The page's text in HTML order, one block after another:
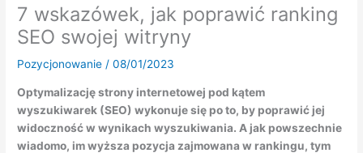
7 wskazówek, jak poprawić ranking
SEO swojej witryny
Pozycjonowanie /08/01/2023
Optymalizację strony internetowej pod kątem
wyszukiwarek (SEO) wykonuje się po to, by poprawić jej
widoczność w wynikach wyszukiwania. A jak powszechnie
wiadomo, im wyższa pozycja zajmowana w rankingu, tym